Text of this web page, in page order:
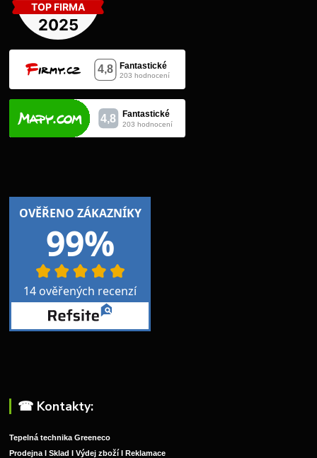
☎︎ Kontakty:
Tepelná technika Greeneco
Prodejna I Sklad I Výdej zboží I Reklamace